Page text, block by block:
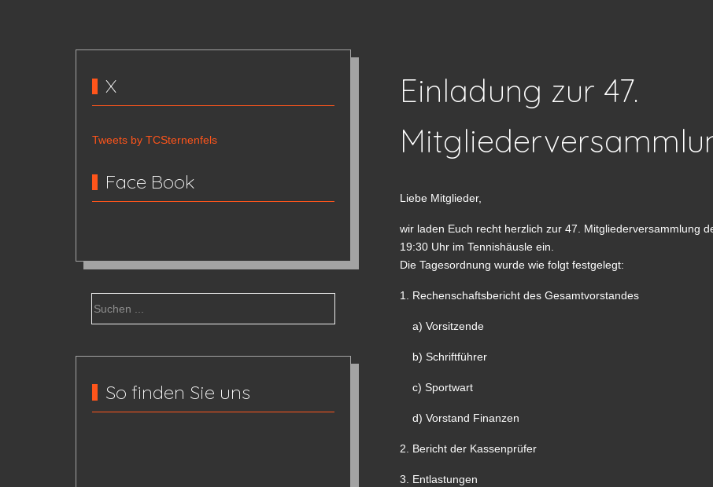
X
Tweets by TCSternenfels
Face Book
So finden Sie uns
Einladung zur 47.
Liebe Mitglieder,
wir laden Euch recht herzlich zur 47. Mitgliederversammlung
19:30 Uhr im Tennishäusle ein.
Die Tagesordnung wurde wie folgt festgelegt:
1. Rechenschaftsbericht des Gesamtvorstandes
a) Vorsitzende
b) Schriftführer
c) Sportwart
d) Vorstand Finanzen
2. Bericht der Kassenprüfer
3. Entlastungen